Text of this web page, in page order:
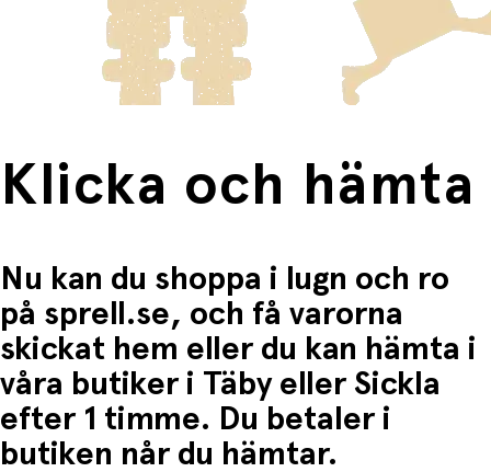
frakten för dessa varor visas i kassan.
Fri frakt när du handlar för mer än 1500:-
Klicka och hämta
Nu kan du shoppa i lugn och ro
på sprell.se, och få varorna
skickat hem eller du kan hämta i
våra butiker i Täby eller Sickla
efter 1 timme. Du betaler i
butiken når du hämtar.